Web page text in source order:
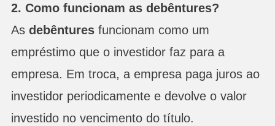
2. Como funcionam as debêntures?
As debênturesfuncionam como um
empréstimo que o investidor faz para a
empresa. Em troca, a empresa paga juros ao
investidor periodicamente e devolve o valor
investido no vencimento do título.